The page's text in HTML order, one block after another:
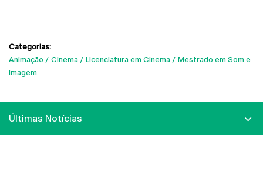
Categorias:
Animação
Cinema Licenciatura em Cinema
Mestrado em Som e
Imagem
Últimas Notícias